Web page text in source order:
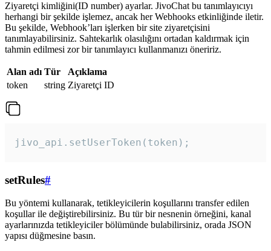
Ziyaretçi kimliğini(ID number) ayarlar. JivoChat bu tanımlayıcıyı
herhangi bir şekilde işlemez, ancak her Webhooks etkinliğinde iletir.
Bu şekilde, Webhook’ları işlerken bir site ziyaretçisini
tanımlayabilirsiniz. Sahtekarlık olasılığını ortadan kaldırmak için
tahmin edilmesi zor bir tanımlayıcı kullanmanızı öneririz.
Alan adı Tür
Açıklama
token
string Ziyaretçi ID
jivo_api.setUserToken(token);
setRules#
Bu yöntemi kullanarak, tetikleyicilerin koşullarını transfer edilen
koşullar ile değiştirebilirsiniz. Bu tür bir nesnenin örneğini, kanal
ayarlarınızda tetikleyiciler bölümünde bulabilirsiniz, orada JSON
yapısı düğmesine basın.